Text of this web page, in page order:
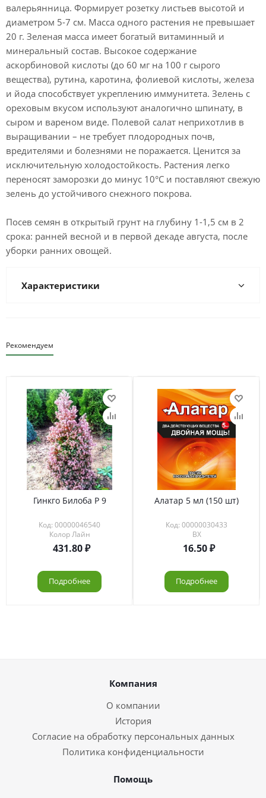
валерьянница. Формирует розетку листьев высотой и
диаметром 5-7 см. Масса одного растения не превышает
20 г. Зеленая масса имеет богатый витаминный и
минеральный состав. Высокое содержание
аскорбиновой кислоты (до 60 мг на 100 г сырого
вещества), рутина, каротина, фолиевой кислоты, железа
и йода способствует укреплению иммунитета. Зелень с
ореховым вкусом используют аналогично шпинату, в
сыром и вареном виде. Полевой салат неприхотлив в
выращивании – не требует плодородных почв,
вредителями и болезнями не поражается. Ценится за
исключительную холодостойкость. Растения легко
переносят заморозки до минус 10°С и поставляют свежую
зелень до устойчивого снежного покрова.
Посев семян в открытый грунт на глубину 1-1,5 см в 2
срока: ранней весной и в первой декаде августа, после
уборки ранних овощей.
Характеристики
Рекомендуем
Гинкго Билоба Р 9
Код: 00000046540
Колор Лайн
431.80
Подробнее
Алатар 5 мл (150 шт)
Код: 00000030433
ВХ
16.50
Подробнее
Компания
О компании
История
Согласие на обработку персональных данных
Политика конфиденциальности
Помощь